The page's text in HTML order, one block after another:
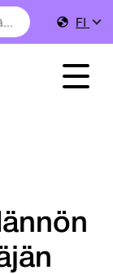
FI